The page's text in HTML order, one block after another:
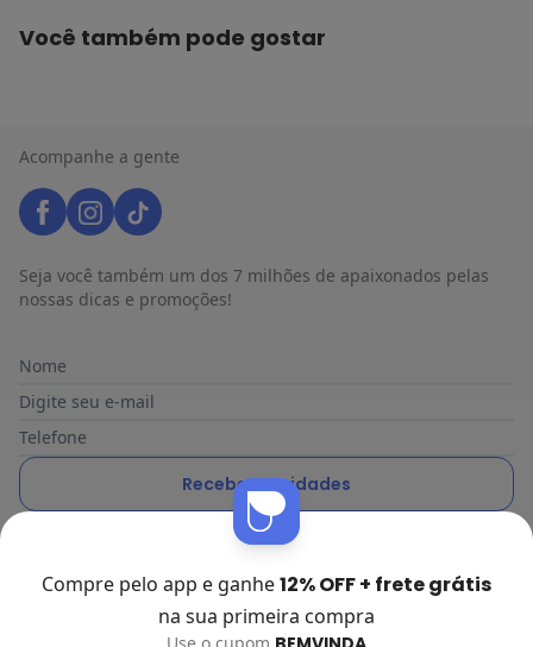
Você também pode gostar
Acompanhe a gente
Seja você também um dos 7 milhões de apaixonados pelas
nossas dicas e promoções!
Nome
Digite seu e-mail
Telefone
Receber novidades
Ao enviar o cadastro, você concorda com a nossa
Compre pelo app e ganhe12% OFF + frete grátis
na sua primeira compra